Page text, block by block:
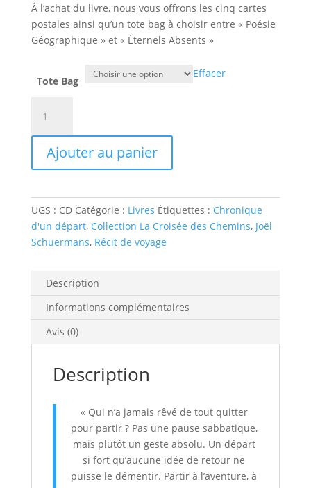
À l’achat du livre, nous vous offrons les cinq cartes
postales ainsi qu’un tote bag à choisir entre « Poésie
Géographique » et « Éternels Absents »
Tote Bag
Effacer
Chronique
d'un
départ
Ajouter au panier
UGS : CD Catégorie : Livres Étiquettes : Chronique
d'un départ, Collection La Croisée des Chemins, Joël
Schuermans, Récit de voyage
Description
Informations complémentaires
Avis (0)
Description
« Qui n’a jamais rêvé de tout quitter
pour partir ? Pas une pause sabbatique,
mais plutôt un geste absolu. Un départ
si fort qu’aucune idée de retour ne
puisse le démentir. Partir à l’aventure, à